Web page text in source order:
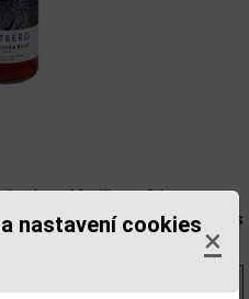
nastavení cookies×
eshop, Modřice = 3 ks
shop Benešova 4, Brno = 4 ks
shop Tábor 36, Brno = 2 ks